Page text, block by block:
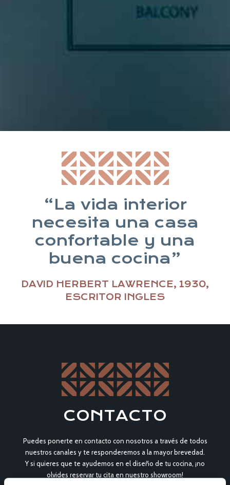
“La vida interior
necesita una casa
confortable y una
buena cocina”
DAVID HERBERT LAWRENCE, 1930,
ESCRITOR INGLES
CONTACTO
Puedes ponerte en contacto con nosotros a través de todos
nuestros canales y te responderemos a la mayor brevedad.
Y si quieres que te ayudemos en el diseño de tu cocina, ¡no
olvides reservar tu cita en nuestro showroom!